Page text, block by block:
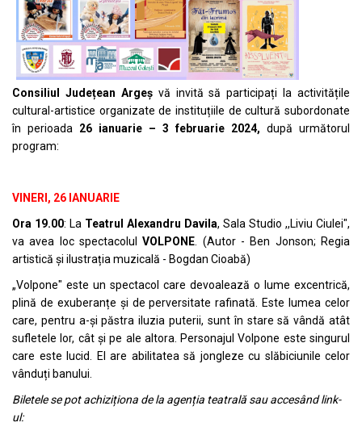
Consiliul Județean Argeș vă invită să participați la activitățile
cultural-artistice organizate de instituțiile de cultură subordonate
în perioada 26 ianuarie – 3 februarie 2024, după următorul
program:
VINERI, 26 IANUARIE
Ora 19.00: La Teatrul Alexandru Davila, Sala Studio ,,Liviu Ciulei",
va avea loc spectacolulVOLPONE . (Autor - Ben Jonson; Regia
artistică și ilustrația muzicală - Bogdan Cioabă)
„Volpone" este un spectacol care devoalează o lume excentrică,
plină de exuberanțe și de perversitate rafinată. Este lumea celor
care, pentru a-și păstra iluzia puterii, sunt în stare să vândă atât
sufletele lor, cât și pe ale altora. Personajul Volpone este singurul
care este lucid. El are abilitatea să jongleze cu slăbiciunile celor
vânduți banului.
Biletele se pot achiziționa de la agenția teatrală sau accesând link-
ul: